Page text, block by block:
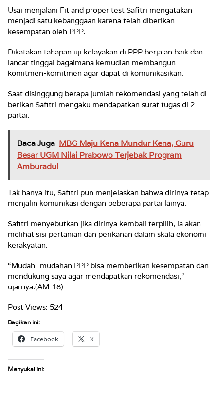
Usai menjalani Fit and proper test Safitri mengatakan
menjadi satu kebanggaan karena telah diberikan
kesempatan oleh PPP.
Dikatakan tahapan uji kelayakan di PPP berjalan baik dan
lancar tinggal bagaimana kemudian membangun
komitmen-komitmen agar dapat di komunikasikan.
Saat disinggung berapa jumlah rekomendasi yang telah di
berikan Safitri mengaku mendapatkan surat tugas di 2
partai.
Baca Juga MBG Maju Kena Mundur Kena, Guru
Besar UGM Nilai Prabowo Terjebak Program
Amburadul
Tak hanya itu, Safitri pun menjelaskan bahwa dirinya tetap
menjalin komunikasi dengan beberapa partai lainya.
Safitri menyebutkan jika dirinya kembali terpilih, ia akan
melihat sisi pertanian dan perikanan dalam skala ekonomi
kerakyatan.
“Mudah -mudahan PPP bisa memberikan kesempatan dan
mendukung saya agar mendapatkan rekomendasi,”
ujarnya.(AM-18)
Post Views: 524
Bagikan ini:
Facebook X
Menyukai ini: